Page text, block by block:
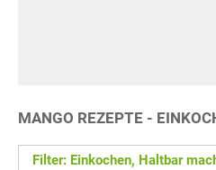
MANGO REZEPTE -
Filter: Einkochen, Haltbar